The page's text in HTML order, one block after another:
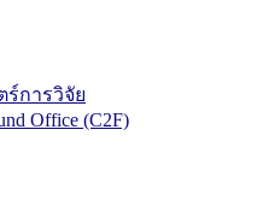
การวิจัย
Office (C2F)